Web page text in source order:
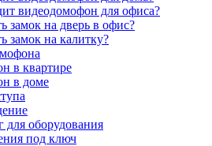
видеодомофон для офиса?
замок на дверь в офис?
замок на калитку?
в квартире
в доме
для оборудования
под ключ